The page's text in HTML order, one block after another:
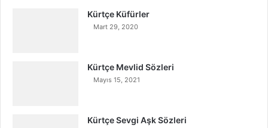
Kürtçe Küfürler
Mart 29, 2020
Kürtçe Mevlid Sözleri
Mayıs 15, 2021
Kürtçe Sevgi Aşk Sözleri